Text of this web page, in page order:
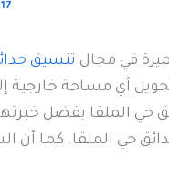
17 مايو، 2026
في مجال تنسيق
أي مساحة خارجية
حي الملقا بفضل
حي الملقا. كما أن